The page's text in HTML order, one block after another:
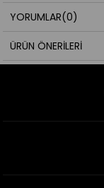
YORUMLAR(0)
ÜRÜN ÖNERILERI